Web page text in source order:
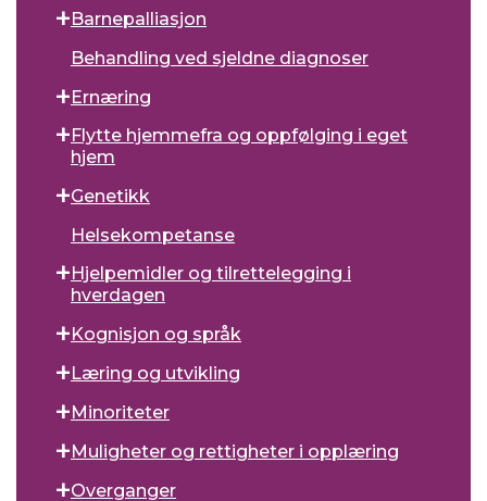
Barnepalliasjon
Behandling ved sjeldne diagnoser
Ernæring
Flytte hjemmefra og oppfølging i eget
hjem
Genetikk
Helsekompetanse
Hjelpemidler og tilrettelegging i
hverdagen
Kognisjon og språk
Læring og utvikling
Minoriteter
Muligheter og rettigheter i opplæring
Overganger